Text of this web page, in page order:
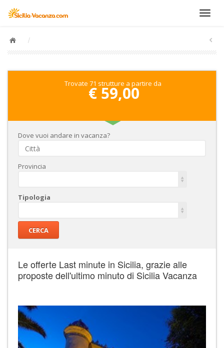
/
Trovate 71 strutture a partire da
€ 59,00
Dove vuoi andare in vacanza?
Provincia
Tipologia
Le offerte Last minute in Sicilia, grazie alle
proposte dell'ultimo minuto di Sicilia Vacanza